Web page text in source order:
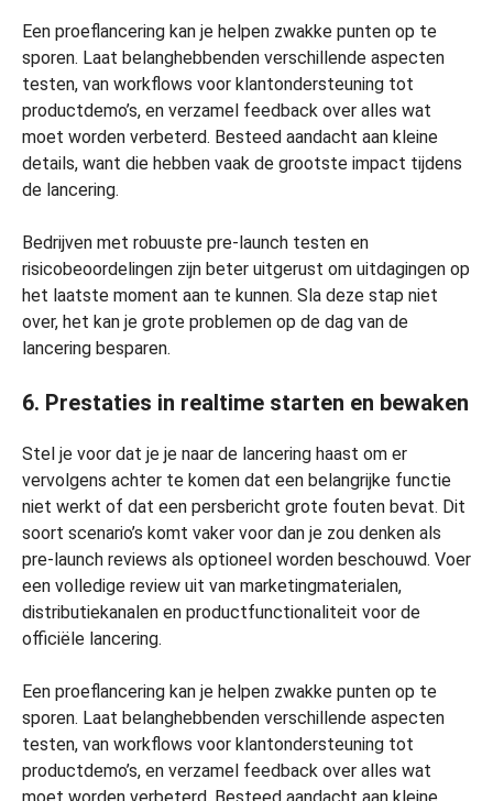
Een proeflancering kan je helpen zwakke punten op te
sporen. Laat belanghebbenden verschillende aspecten
testen, van workflows voor klantondersteuning tot
productdemo’s, en verzamel feedback over alles wat
moet worden verbeterd. Besteed aandacht aan kleine
details, want die hebben vaak de grootste impact tijdens
de lancering.
Bedrijven met robuuste pre-launch testen en
risicobeoordelingen zijn beter uitgerust om uitdagingen op
het laatste moment aan te kunnen. Sla deze stap niet
over, het kan je grote problemen op de dag van de
lancering besparen.
6. Prestaties in realtime starten en bewaken
Stel je voor dat je je naar de lancering haast om er
vervolgens achter te komen dat een belangrijke functie
niet werkt of dat een persbericht grote fouten bevat. Dit
soort scenario’s komt vaker voor dan je zou denken als
pre-launch reviews als optioneel worden beschouwd. Voer
een volledige review uit van marketingmaterialen,
distributiekanalen en productfunctionaliteit voor de
officiële lancering.
Een proeflancering kan je helpen zwakke punten op te
sporen. Laat belanghebbenden verschillende aspecten
testen, van workflows voor klantondersteuning tot
productdemo’s, en verzamel feedback over alles wat
moet worden verbeterd. Besteed aandacht aan kleine